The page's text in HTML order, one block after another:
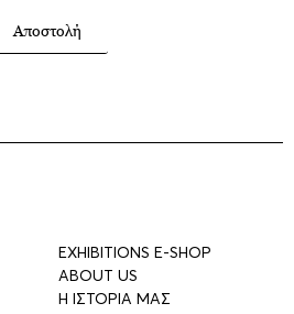
Αποστολή
EXHIBITIONS E-SHOP
ABOUT US
Η ΙΣΤΟΡΙΑ ΜΑΣ